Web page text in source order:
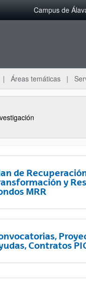
Campus de
Áreas temáticas
de
y
MRR
Contratos